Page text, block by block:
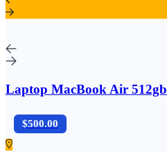
Laptop MacBook Air 512gb
$500.00